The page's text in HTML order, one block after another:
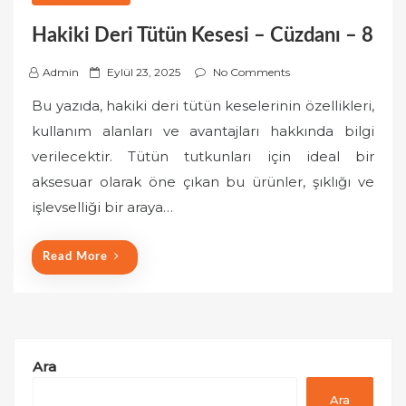
Hakiki Deri Tütün Kesesi – Cüzdanı – 8
Admin
P
s
e
d
o
Eylül 23, 2025 No Comments
Bu yazıda, hakiki deri tütün keselerinin özellikleri,
kullanım alanları ve avantajları hakkında bilgi
verilecektir. Tütün tutkunları için ideal bir
aksesuar olarak öne çıkan bu ürünler, şıklığı ve
işlevselliği bir araya…
Read More
Ara
Ara